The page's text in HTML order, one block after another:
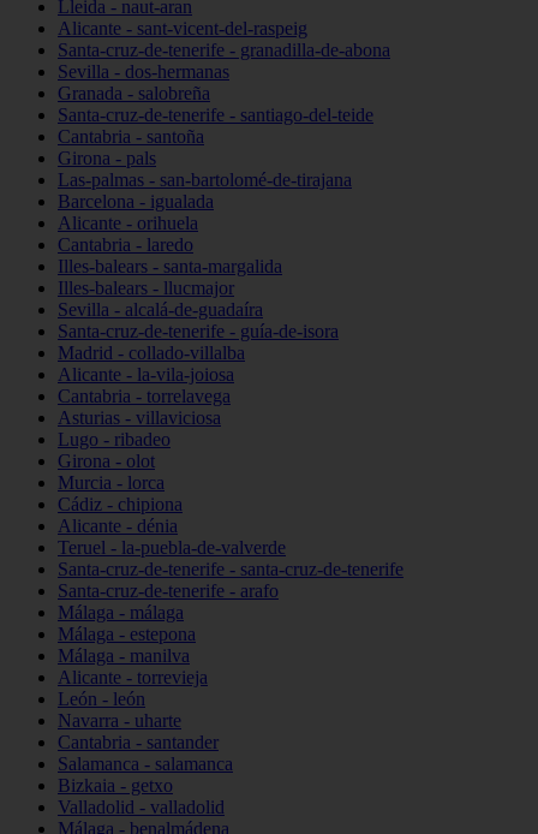
Lleida - naut-aran
Alicante - sant-vicent-del-raspeig
Santa-cruz-de-tenerife - granadilla-de-abona
Sevilla - dos-hermanas
Granada - salobreña
Santa-cruz-de-tenerife - santiago-del-teide
Cantabria - santoña
Girona - pals
Las-palmas - san-bartolomé-de-tirajana
Barcelona - igualada
Alicante - orihuela
Cantabria - laredo
Illes-balears - santa-margalida
Illes-balears - llucmajor
Sevilla - alcalá-de-guadaíra
Santa-cruz-de-tenerife - guía-de-isora
Madrid - collado-villalba
Alicante - la-vila-joiosa
Cantabria - torrelavega
Asturias - villaviciosa
Lugo - ribadeo
Girona - olot
Murcia - lorca
Cádiz - chipiona
Alicante - dénia
Teruel - la-puebla-de-valverde
Santa-cruz-de-tenerife - santa-cruz-de-tenerife
Santa-cruz-de-tenerife - arafo
Málaga - málaga
Málaga - estepona
Málaga - manilva
Alicante - torrevieja
León - león
Navarra - uharte
Cantabria - santander
Salamanca - salamanca
Bizkaia - getxo
Valladolid - valladolid
Málaga - benalmádena